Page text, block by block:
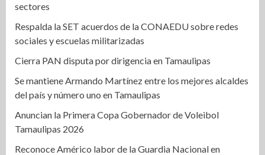
sectores
Respalda la SET acuerdos de la CONAEDU sobre redes
sociales y escuelas militarizadas
Cierra PAN disputa por dirigencia en Tamaulipas
Se mantiene Armando Martínez entre los mejores alcaldes
del país y número uno en Tamaulipas
Anuncian la Primera Copa Gobernador de Voleibol
Tamaulipas 2026
Reconoce Américo labor de la Guardia Nacional en